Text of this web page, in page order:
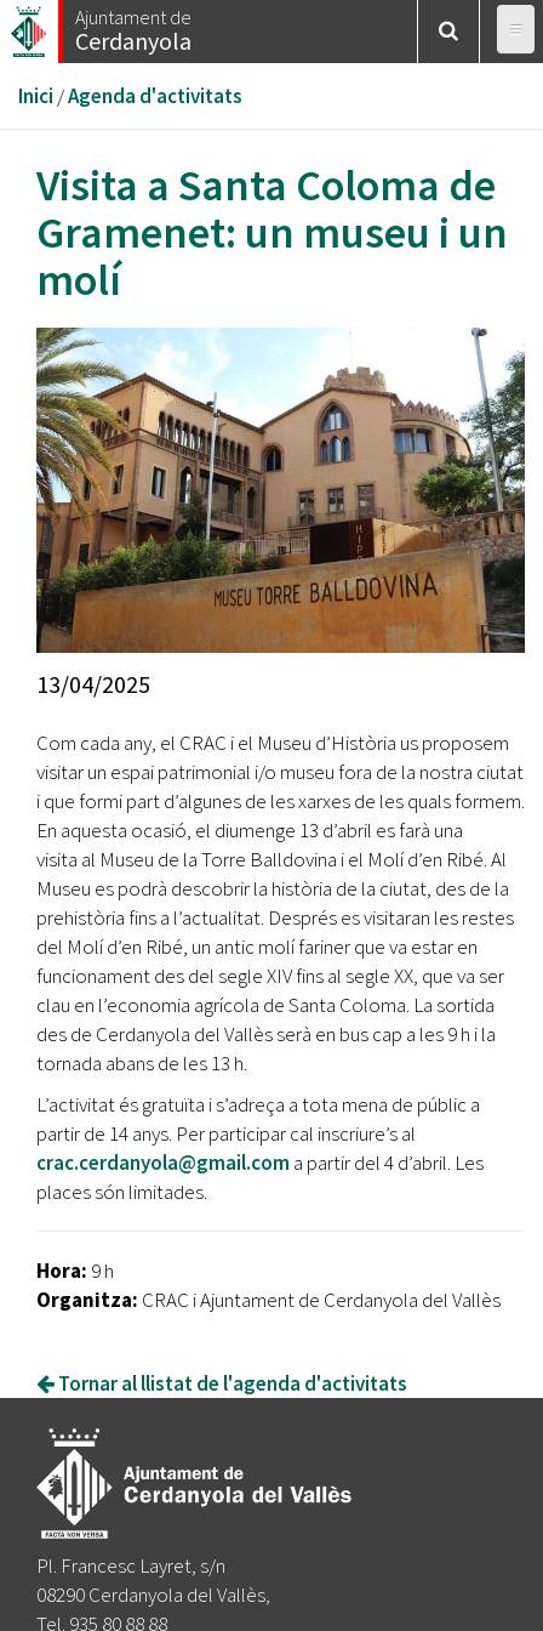
Vés
al
Ajuntament de
Cerdanyola
Esteu
aquí
Inici /Agenda d'activitats
Visita a Santa Coloma de
Gramenet: un museu i un
molí
13/04/2025
Com cada any, el CRAC i el Museu d’Història us proposem
visitar un espai patrimonial i/o museu fora de la nostra ciutat
i que formi part d’algunes de les xarxes de les quals formem.
En aquesta ocasió, el diumenge 13 d’abril es farà una
visita al Museu de la Torre Balldovina i el Molí d’en Ribé. Al
Museu es podrà descobrir la història de la ciutat, des de la
prehistòria fins a l’actualitat. Després es visitaran les restes
del Molí d’en Ribé, un antic molí fariner que va estar en
funcionament des del segle XIV fins al segle XX, que va ser
clau en l’economia agrícola de Santa Coloma. La sortida
des de Cerdanyola del Vallès serà en bus cap a les 9 h i la
tornada abans de les 13 h.
L’activitat és gratuïta i s’adreça a tota mena de públic a
partir de 14 anys. Per participar cal inscriure’s al
crac.cerdanyola@gmail.com a partir del 4 d’abril. Les
places són limitades.
Hora: 9 h
Organitza: CRAC i Ajuntament de Cerdanyola del Vallès
Tornar al llistat de l'agenda d'activitats
Pl. Francesc Layret, s/n
08290 Cerdanyola del Vallès,
Tel. 935 80 88 88